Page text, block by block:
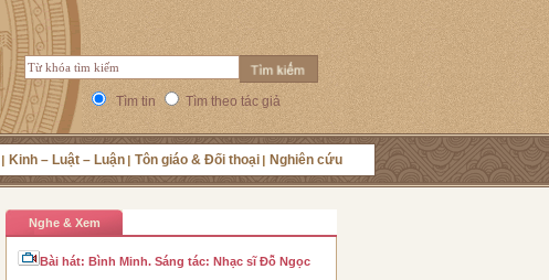
Tìm tin Tìm theo tác giả
Kinh – Luật – Luận Tôn giáo & Đối thoại Nghiên cứu
Nghe & Xem
Bài hát: Bình Minh. Sáng tác: Nhạc sĩ Đỗ Ngọc